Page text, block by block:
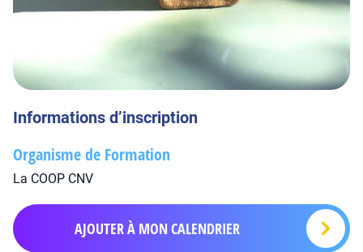
Informations d’inscription
Organisme de Formation
La COOP CNV
AJOUTER À MON CALENDRIER